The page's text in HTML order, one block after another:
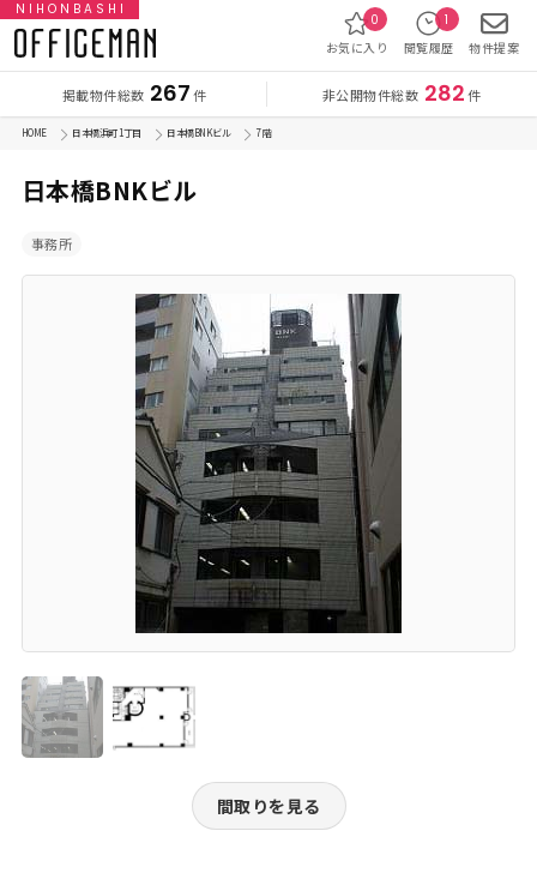
NIHONBASHI
掲載物件総数 267 件 非公開物件総数 282件
お気に入り
0
閲覧履歴
1
物件提案
HOME 日本橋浜町 1丁目 日本橋BNKビル 7 階
日本橋BNKビル
事務所
間取りを見る